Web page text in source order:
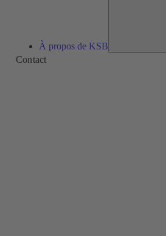
À propos de KSB
Contact